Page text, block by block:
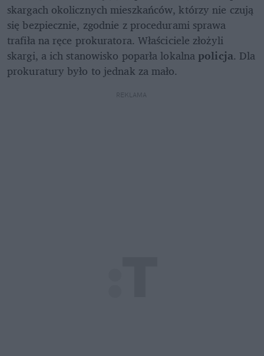
skargach okolicznych mieszkańców, którzy nie czują
się bezpiecznie, zgodnie z procedurami sprawa
trafiła na ręce prokuratora. Właściciele złożyli
skargi, a ich stanowisko poparła lokalna policja. Dla
prokuratury było to jednak za mało.
REKLAMA